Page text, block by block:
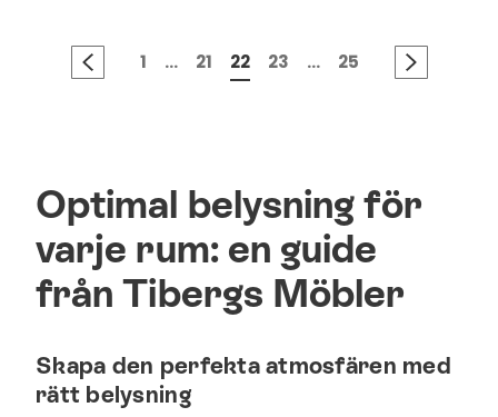
1 ... 21 22 23 ... 25
Optimal belysning för
varje rum: en guide
från Tibergs Möbler
Skapa den perfekta atmosfären med
rätt belysning